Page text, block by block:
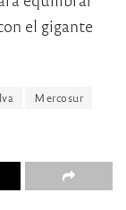
el gigante
Mercosur